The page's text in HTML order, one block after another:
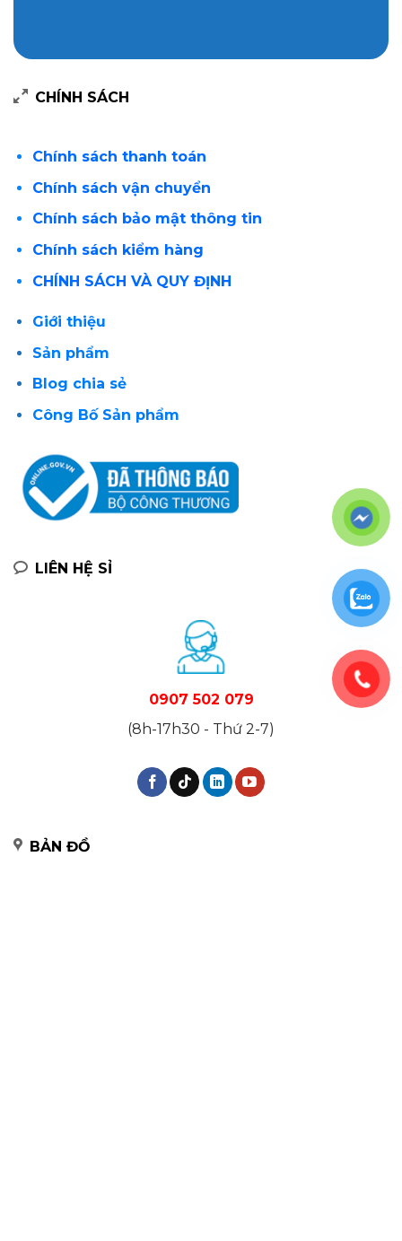
CHÍNH SÁCH
Chính sách thanh toán
Chính sách vận chuyển
Chính sách bảo mật thông tin
Chính sách kiểm hàng
CHÍNH SÁCH VÀ QUY ĐỊNH
Giới thiệu
Sản phẩm
Blog chia sẻ
Công Bố Sản phẩm
LIÊN HỆ SỈ
0907 502 079
(8h-17h30 - Thứ 2-7)
BẢN ĐỒ